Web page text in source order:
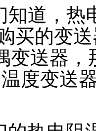
知道，热
买的变
变送器，
度变送